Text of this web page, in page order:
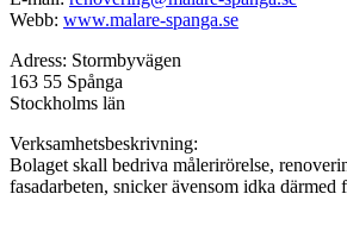
Webb: www.malare-spanga.se
Adress: Stormbyvägen
163 55 Spånga
Stockholms län
Verksamhetsbeskrivning:
Bolaget skall bedriva målerirörelse,
fasadarbeten, snicker ävensom idka därmed